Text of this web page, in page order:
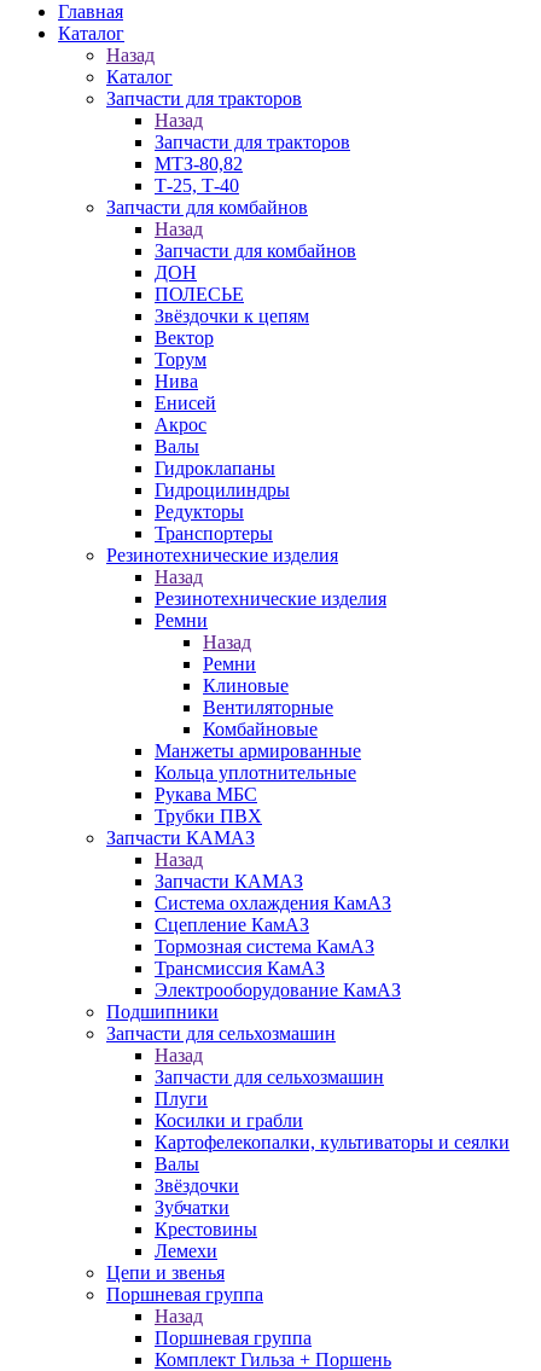
Главная
Каталог
Назад
Каталог
Запчасти для тракторов
Назад
Запчасти для тракторов
МТЗ-80,82
Т-25, Т-40
Запчасти для комбайнов
Назад
Запчасти для комбайнов
ДОН
ПОЛЕСЬЕ
Звёздочки к цепям
Вектор
Торум
Нива
Енисей
Акрос
Валы
Гидроклапаны
Гидроцилиндры
Редукторы
Транспортеры
Резинотехнические изделия
Назад
Резинотехнические изделия
Ремни
Назад
Ремни
Клиновые
Вентиляторные
Комбайновые
Манжеты армированные
Кольца уплотнительные
Рукава МБС
Трубки ПВХ
Запчасти КАМАЗ
Назад
Запчасти КАМАЗ
Система охлаждения КамАЗ
Сцепление КамАЗ
Тормозная система КамАЗ
Трансмиссия КамАЗ
Электрооборудование КамАЗ
Подшипники
Запчасти для сельхозмашин
Назад
Запчасти для сельхозмашин
Плуги
Косилки и грабли
Картофелекопалки, культиваторы и сеялки
Валы
Звёздочки
Зубчатки
Крестовины
Лемехи
Цепи и звенья
Поршневая группа
Назад
Поршневая группа
Комплект Гильза + Поршень